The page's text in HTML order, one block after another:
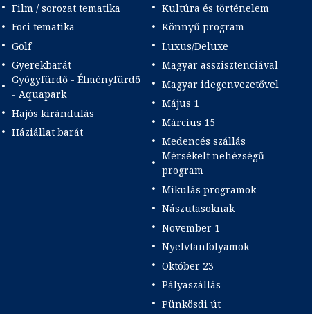
Film / sorozat tematika
Foci tematika
Golf
Gyerekbarát
Gyógyfürdő - Élményfürdő
- Aquapark
Hajós kirándulás
Háziállat barát
Kultúra és történelem
Könnyű program
Luxus/Deluxe
Magyar asszisztenciával
Magyar idegenvezetővel
Május 1
Március 15
Medencés szállás
Mérsékelt nehézségű
program
Mikulás programok
Nászutasoknak
November 1
Nyelvtanfolyamok
Október 23
Pályaszállás
Pünkösdi út